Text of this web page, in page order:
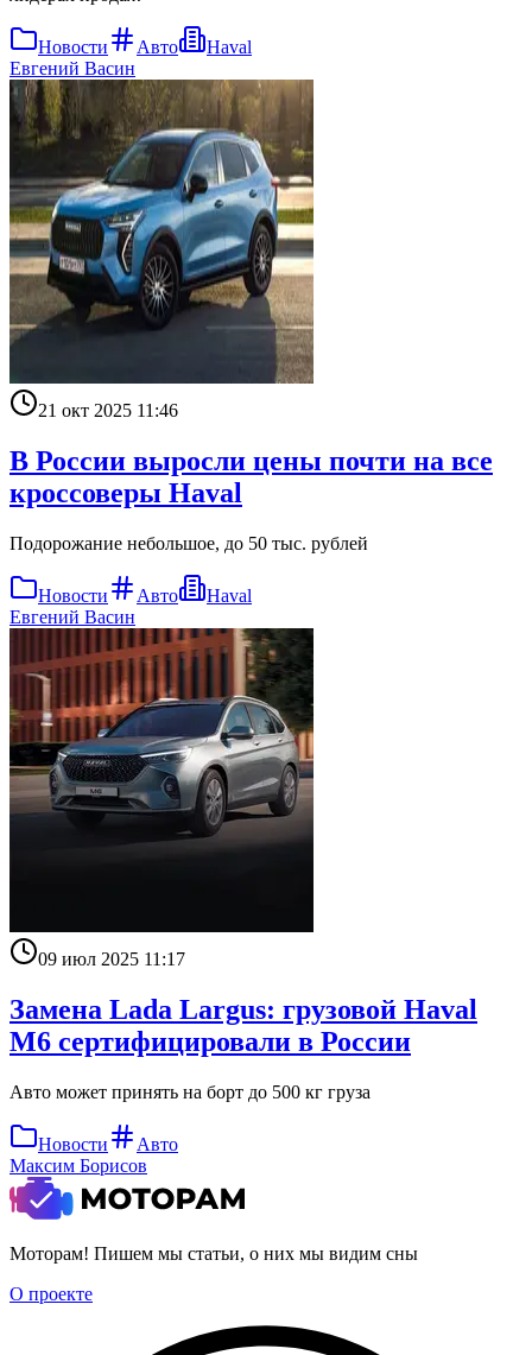
Новости Авто
Haval
Евгений Васин
21 окт 2025 11:46
В России выросли цены почти на все
кроссоверы Haval
Подорожание небольшое, до 50 тыс. рублей
Новости Авто
Haval
Евгений Васин
09 июл 2025 11:17
Замена Lada Largus: грузовой Haval
M6 сертифицировали в России
Авто может принять на борт до 500 кг груза
Новости
Авто
Максим Борисов
Моторам! Пишем мы статьи, о них мы видим сны
О проекте